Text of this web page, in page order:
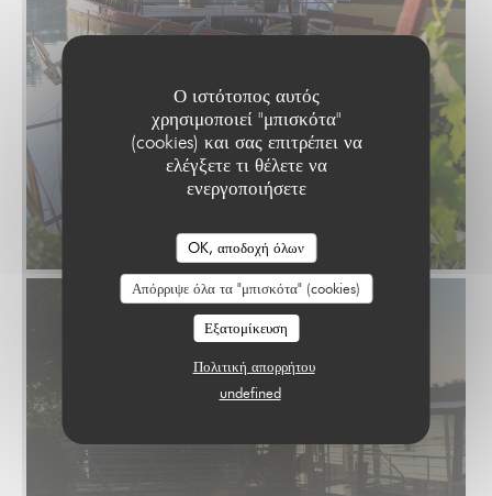
Ο ιστότοπος αυτός
χρησιμοποιεί "μπισκότα"
(cookies) και σας επιτρέπει να
ελέγξετε τι θέλετε να
ενεργοποιήσετε
OK, αποδοχή όλων
Απόρριψε όλα τα "μπισκότα" (cookies)
Εξατομίκευση
Πολιτική απορρήτου
undefined